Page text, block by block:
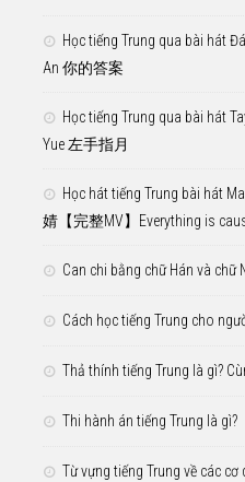
Học tiếng Trung qua bài hát
An 你的答案
Học tiếng Trung qua bài hát
Yue 左手指月
Học hát tiếng Trung bài hát
婧【完整MV】Everything is
Can chi bằng chữ Hán và chữ
Cách học tiếng Trung cho
Thả thính tiếng Trung là gì?
Thi hành án tiếng Trung là gì?
Từ vựng tiếng Trung về các